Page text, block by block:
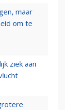
maar
om te
ziek aan